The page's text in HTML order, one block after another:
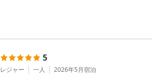
5
レジャー 一人 2026年5月宿泊